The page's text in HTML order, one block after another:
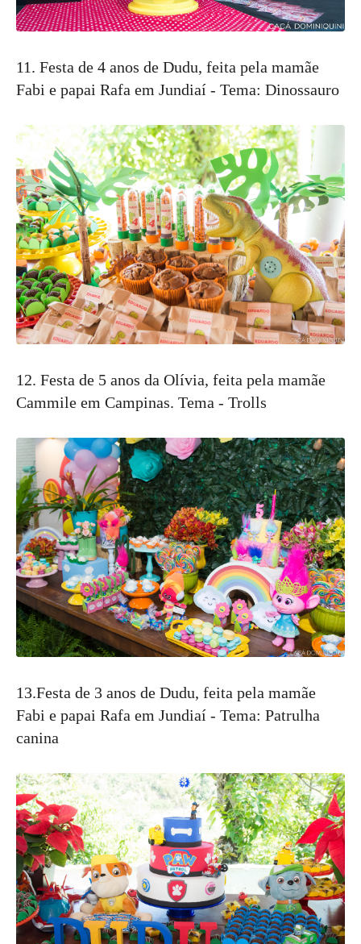
11. Festa de 4 anos de Dudu, feita pela mamãe
Fabi e papai Rafa em Jundiaí - Tema: Dinossauro
12. Festa de 5 anos da Olívia, feita pela mamãe
Cammile em Campinas. Tema - Trolls
13.Festa de 3 anos de Dudu, feita pela mamãe
Fabi e papai Rafa em Jundiaí - Tema: Patrulha
canina